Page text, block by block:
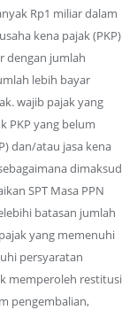
Rp1 miliar dalam
kena pajak (PKP)
dengan jumlah
lebih bayar
wajib pajak yang
PKP yang belum
dan/atau jasa kena
dimaksud
SPT Masa PPN
batasan jumlah
yang memenuhi
persyaratan
memperoleh restitusi
pengembalian,